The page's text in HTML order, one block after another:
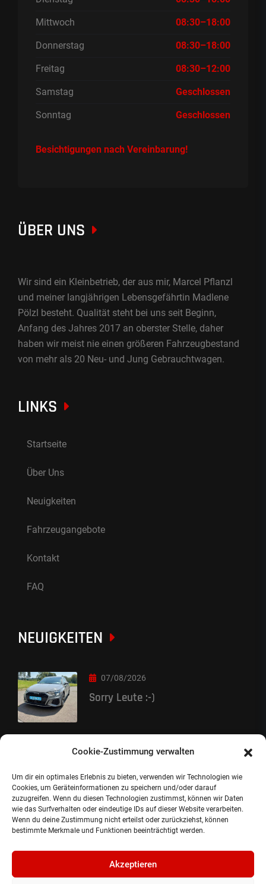
Cookie-Zustimmung verwalten
Um dir ein optimales Erlebnis zu bieten, verwenden wir Technologien wie
Cookies, um Geräteinformationen zu speichern und/oder darauf
zuzugreifen. Wenn du diesen Technologien zustimmst, können wir Daten
wie das Surfverhalten oder eindeutige IDs auf dieser Website verarbeiten.
Wenn du deine Zustimmung nicht erteilst oder zurückziehst, können
bestimmte Merkmale und Funktionen beeinträchtigt werden.
Akzeptieren
Mittwoch 08:30–18:00
Donnerstag 08:30–18:00
Freitag 08:30–12:00
Samstag Geschlossen
Sonntag Geschlossen
Besichtigungen nach Vereinbarung!
ÜBER UNS
Wir sind ein Kleinbetrieb, der aus mir, Marcel Pflanzl
und meiner langjährigen Lebensgefährtin Madlene
Pölzl besteht. Qualität steht bei uns seit Beginn,
Anfang des Jahres 2017 an oberster Stelle, daher
haben wir meist nie einen größeren Fahrzeugbestand
von mehr als 20 Neu- und Jung Gebrauchtwagen.
LINKS
Startseite
Über Uns
Neuigkeiten
Fahrzeugangebote
Kontakt
FAQ
NEUIGKEITEN
07/08/2026
Sorry Leute :-)
©2024, Gepflanzt Jung- und SportwagenhandelsgmbH.
Alle Rechte vorbehalten |